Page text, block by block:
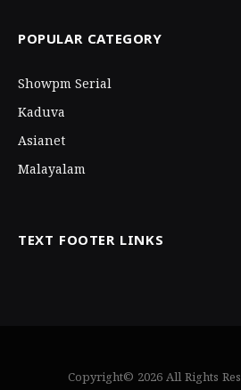
POPULAR CATEGORY
Showpm Serial
Kaduva
Asianet
Malayalam
TEXT FOOTER LINKS
Copyright© 2026 All Rights